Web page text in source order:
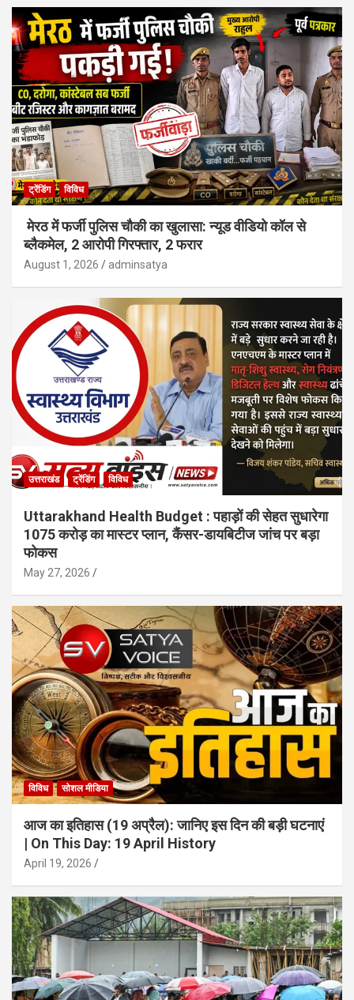
ट्रेंडिंग विविध
मेरठ में फर्जी पुलिस चौकी का खुलासा: न्यूड वीडियो कॉल से
ब्लैकमेल, 2 आरोपी गिरफ्तार, 2 फरार
August 1, 2026 adminsatya
उत्तराखंड ट्रेंडिंग विविध
Uttarakhand Health Budget : पहाड़ों की सेहत सुधारेगा
1075 करोड़ का मास्टर प्लान, कैंसर-डायबिटीज जांच पर बड़ा
फोकस
May 27, 2026
विविध सोशल मीडिया
आज का इतिहास (19 अप्रैल): जानिए इस दिन की बड़ी घटनाएं
| On This Day: 19 April History
April 19, 2026